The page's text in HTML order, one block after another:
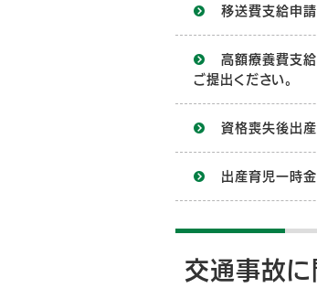
移送費支給申
高額療養費支
ご提出ください。
資格喪失後出
出産育児一時金
交通事故に